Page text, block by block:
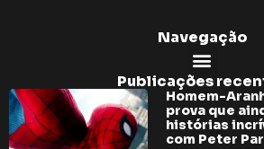
Navegação
Publicações
Homem-
prova que
histórias
com Peter